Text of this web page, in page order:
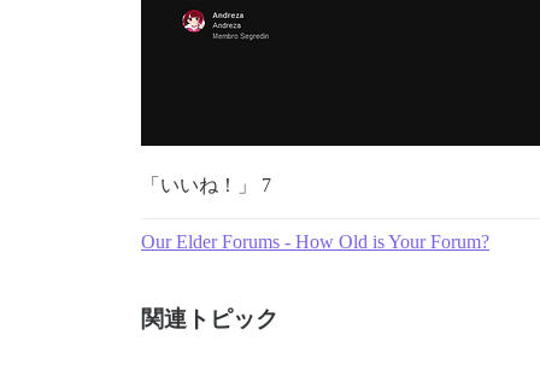
「いいね！」 7
Our Elder Forums - How Old is Your Forum?
関連トピック